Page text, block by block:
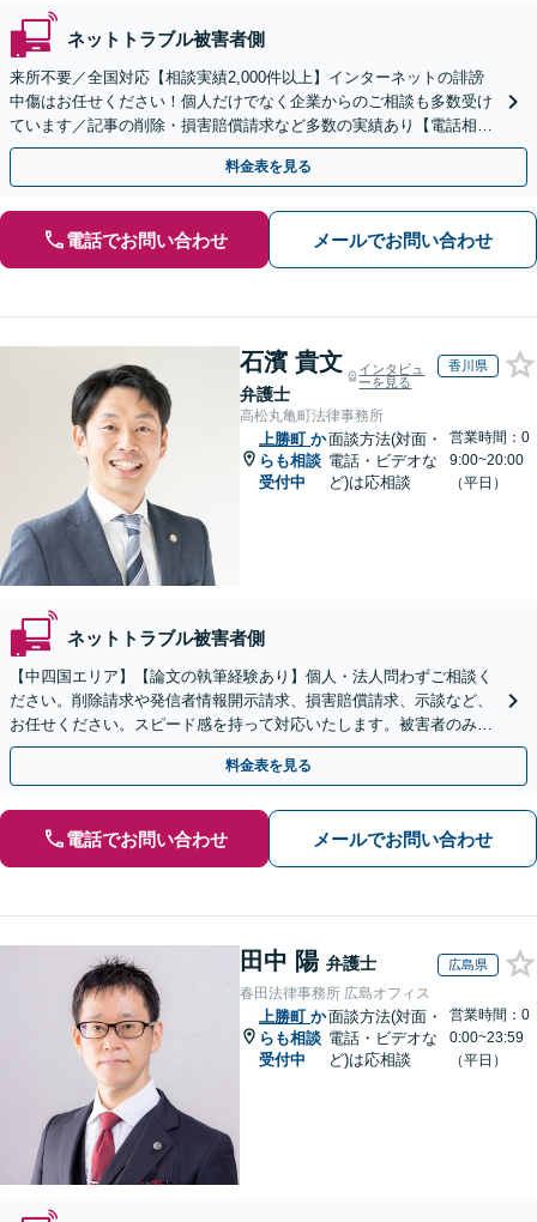
ネットトラブル被害者側
来所不要／全国対応【相談実績2,000件以上】インターネットの誹謗
中傷はお任せください！個人だけでなく企業からのご相談も多数受け
ています／記事の削除・損害賠償請求など多数の実績あり【電話相談
可】【初回相談無料】【夜間休日面談可】
料金表を見る
電話でお問い合わせ メールでお問い合わせ
石濱 貴文
弁護士
インタビュ
ーを見る
香川県
高松丸亀町法律事務所
上勝町 か
らも相談
受付中
面談方法(対面・
電話・ビデオな
ど)は応相談
営業時間：0
9:00~20:00
（平日）
ネットトラブル被害者側
【中四国エリア】【論文の執筆経験あり】個人・法人問わずご相談く
ださい。削除請求や発信者情報開示請求、損害賠償請求、示談など、
お任せください。スピード感を持って対応いたします。被害者のみな
らず加害者のご相談も可能です【夜間・休日面談可】
料金表を見る
電話でお問い合わせ メールでお問い合わせ
田中 陽 弁護士 広島県
春田法律事務所 広島オフィス
上勝町 か
らも相談
受付中
面談方法(対面・
電話・ビデオな
ど)は応相談
営業時間：0
0:00~23:59
（平日）